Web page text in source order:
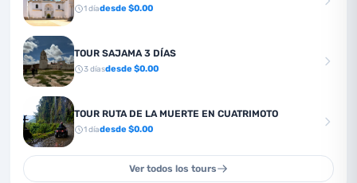
1díadesde $0.00
TOUR SAJAMA 3 DÍAS
3díasdesde $0.00
TOUR RUTA DE LA MUERTE EN CUATRIMOTO
1díadesde $0.00
Ver todos los tours